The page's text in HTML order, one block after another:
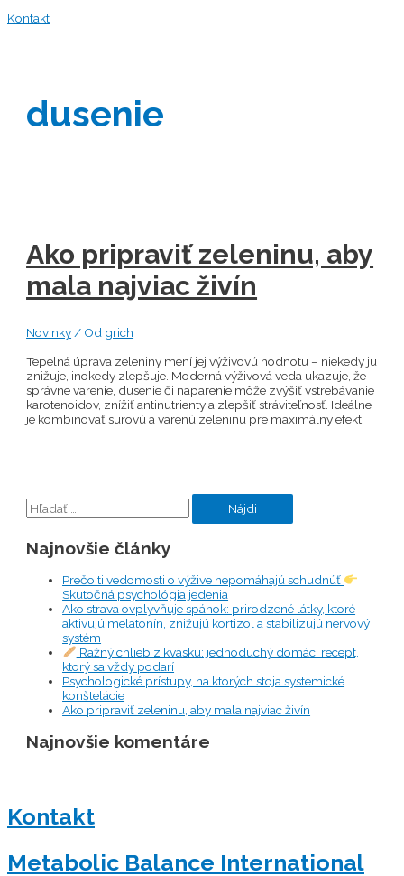
Kontakt
dusenie
Ako pripraviť zeleninu, aby
mala najviac živín
Novinky/ Od grich
Tepelná úprava zeleniny mení jej výživovú hodnotu – niekedy ju
znižuje, inokedy zlepšuje. Moderná výživová veda ukazuje, že
správne varenie, dusenie či naparenie môže zvýšiť vstrebávanie
karotenoidov, znížiť antinutrienty a zlepšiť stráviteľnosť. Ideálne
je kombinovať surovú a varenú zeleninu pre maximálny efekt.
Hľadať:
Najnovšie články
Prečo ti vedomosti o výžive nepomáhajú schudnúť
Skutočná psychológia jedenia
Ako strava ovplyvňuje spánok: prirodzené látky, ktoré
aktivujú melatonín, znižujú kortizol a stabilizujú nervový
systém
Ražný chlieb z kvásku: jednoduchý domáci recept,
ktorý sa vždy podarí
Psychologické prístupy, na ktorých stoja systemické
konštelácie
Ako pripraviť zeleninu, aby mala najviac živín
Najnovšie komentáre
Kontakt
Metabolic Balance International